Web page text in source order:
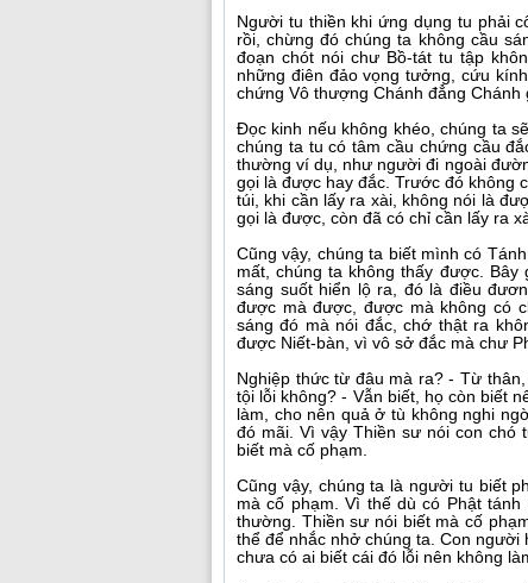
Người tu thiền khi ứng dụng tu phải
rồi, chừng đó chúng ta không cầu
đoạn chót nói chư Bồ-tát tu tập
những điên đảo vọng tưởng, cứu
chứng Vô thượng Chánh đẳng
Đọc kinh nếu không khéo, chúng ta
chúng ta tu có tâm cầu chứng cầu
thường ví dụ, như người đi ngoài
gọi là được hay đắc. Trước đó không
túi, khi cần lấy ra xài, không nói là
gọi là được, còn đã có chỉ cần lấy ra
Cũng vậy, chúng ta biết mình có
mất, chúng ta không thấy được.
sáng suốt hiển lộ ra, đó là điều
được mà được, được mà không có
sáng đó mà nói đắc, chớ thật ra
được Niết-bàn, vì vô sở đắc mà chư
Nghiệp thức từ đâu mà ra? - Từ
tội lỗi không? - Vẫn biết, họ còn biết
làm, cho nên quả ở tù không nghi
đó mãi. Vì vậy Thiền sư nói con chó
biết mà cố phạm.
Cũng vậy, chúng ta là người tu biết
mà cố phạm. Vì thế dù có Phật
thường. Thiền sư nói biết mà cố
thể để nhắc nhở chúng ta. Con người
chưa có ai biết cái đó lỗi nên không